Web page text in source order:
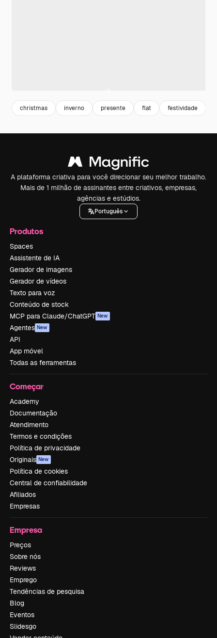
christmas inverno presente flat festividade
A plataforma criativa para você direcionar seu melhor trabalho.
Mais de 1 milhão de assinantes entre criativos, empresas,
agências e estúdios.
Português
Produtos
Spaces
Assistente de IA
Gerador de imagens
Gerador de vídeos
Texto para voz
Conteúdo de stock
MCP para Claude/ChatGPT New
Agentes New
API
App móvel
Todas as ferramentas
Começar
Academy
Documentação
Atendimento
Termos e condições
Política de privacidade
Originais New
Política de cookies
Central de confiabilidade
Afiliados
Empresas
Empresa
Preços
Sobre nós
Reviews
Emprego
Tendências de pesquisa
Blog
Eventos
Slidesgo